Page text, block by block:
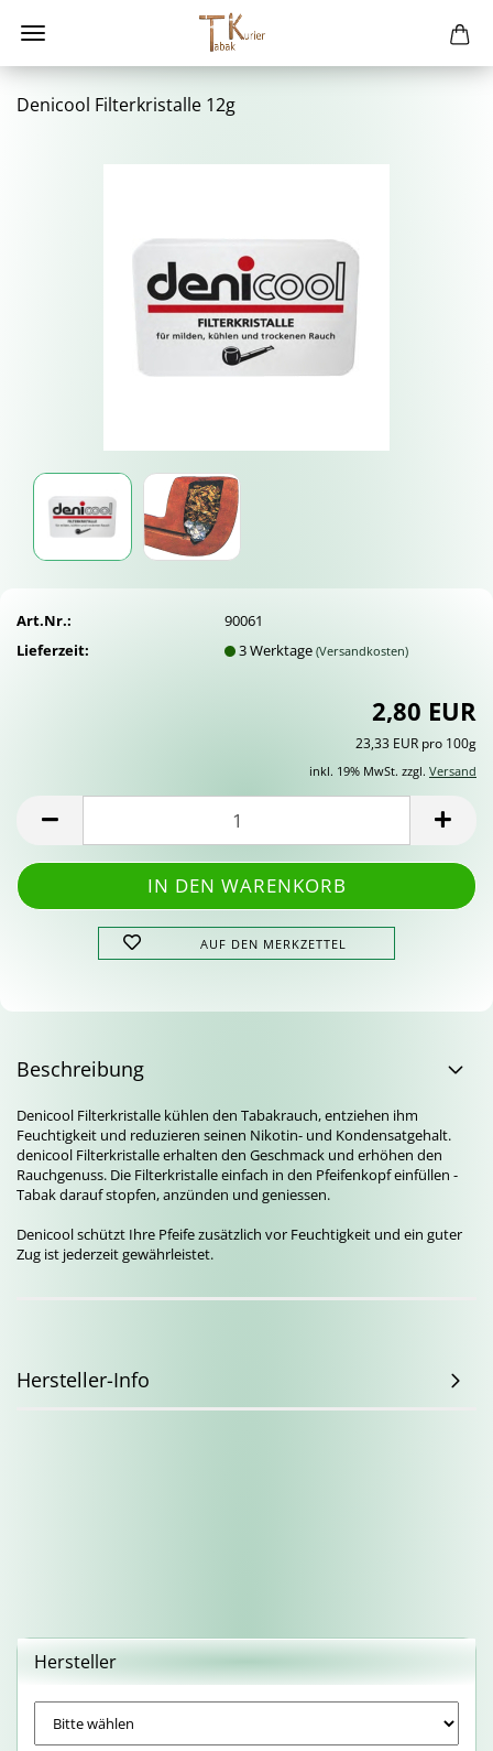
De­ni­cool Fil­ter­kris­tal­le 12g
Art.Nr.:
90061
Lieferzeit:
3 Werktage(Versandkosten)
2,80 EUR
23,33 EUR pro 100g
inkl. 19% MwSt. zzgl. Versand
AUF DEN MERKZETTEL
Beschreibung
Denicool Filterkristalle kühlen den Tabakrauch, entziehen ihm
Feuchtigkeit und reduzieren seinen Nikotin- und Kondensatgehalt.
denicool Filterkristalle erhalten den Geschmack und erhöhen den
Rauchgenuss. Die Filterkristalle einfach in den Pfeifenkopf einfüllen -
Tabak darauf stopfen, anzünden und geniessen.
Denicool schützt Ihre Pfeife zusätzlich vor Feuchtigkeit und ein guter
Zug ist jederzeit gewährleistet.
Hersteller-Info
Hersteller